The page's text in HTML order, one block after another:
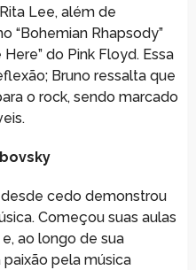
Lee, além de
“Bohemian Rhapsody”
do Pink Floyd. Essa
Bruno ressalta que
o rock, sendo marcado
cedo demonstrou
Começou suas aulas
ao longo de sua
pela música